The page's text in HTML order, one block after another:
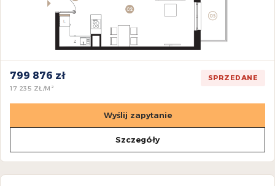
799 876 zł
17 235 ZŁ/M²
SPRZEDANE
Wyślij zapytanie
Szczegóły